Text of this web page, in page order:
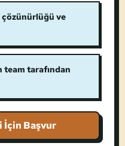
çözünürlüğü ve
team tarafından
İçin Başvur